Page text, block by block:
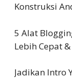
Konstruksi
5 Alat
Lebih Cepat
Jadikan Intro